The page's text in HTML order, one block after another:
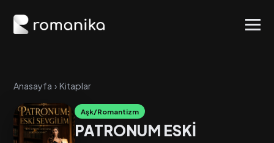
Anasayfa › Kitaplar
Aşk/Romantizm
PATRONUM ESKİ